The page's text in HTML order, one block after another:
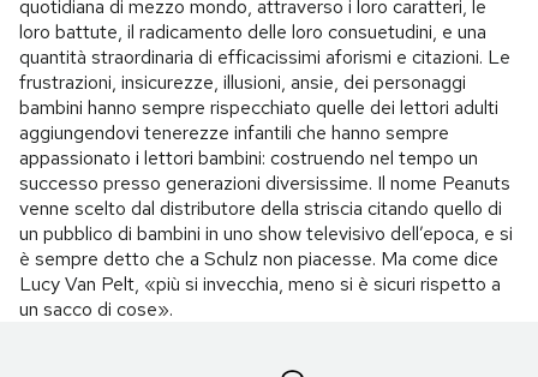
quotidiana di mezzo mondo, attraverso i loro caratteri, le
loro battute, il radicamento delle loro consuetudini, e una
quantità straordinaria di efficacissimi aforismi e citazioni. Le
frustrazioni, insicurezze, illusioni, ansie, dei personaggi
bambini hanno sempre rispecchiato quelle dei lettori adulti
aggiungendovi tenerezze infantili che hanno sempre
appassionato i lettori bambini: costruendo nel tempo un
successo presso generazioni diversissime. Il nome Peanuts
venne scelto dal distributore della striscia citando quello di
un pubblico di bambini in uno show televisivo dell’epoca, e si
è sempre detto che a Schulz non piacesse. Ma come dice
Lucy Van Pelt, «più si invecchia, meno si è sicuri rispetto a
un sacco di cose».